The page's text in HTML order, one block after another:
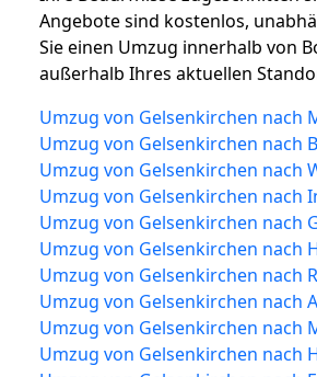
Angebote sind kostenlos,
Sie einen Umzug innerhalb von
außerhalb Ihres aktuellen
Umzug von Gelsenkirchen nach
Umzug von Gelsenkirchen nach
Umzug von Gelsenkirchen nach
Umzug von Gelsenkirchen nach
Umzug von Gelsenkirchen nach
Umzug von Gelsenkirchen nach
Umzug von Gelsenkirchen nach
Umzug von Gelsenkirchen nach
Umzug von Gelsenkirchen nach
Umzug von Gelsenkirchen nach